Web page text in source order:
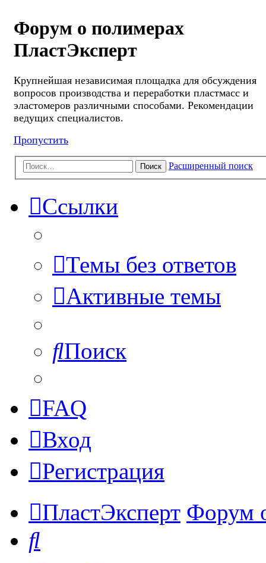
Форум о полимерах
ПластЭксперт
Крупнейшая независимая площадка для обсуждения
вопросов производства и переработки пластмасс и
эластомеров различными способами. Рекомендации
ведущих специалистов.
Пропустить
Поиск Расширенный поиск
Ссылки
Темы без ответов
Активные темы
Поиск
FAQ
Вход
Регистрация
ПластЭксперт Форум